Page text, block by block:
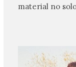
material no